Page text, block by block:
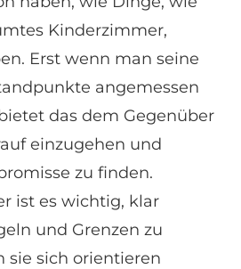
Kinderzimmer,
Erst wenn man seine
angemessen
das dem Gegenüber
einzugehen und
zu finden.
ist es wichtig, klar
und Grenzen zu
sie sich orientieren